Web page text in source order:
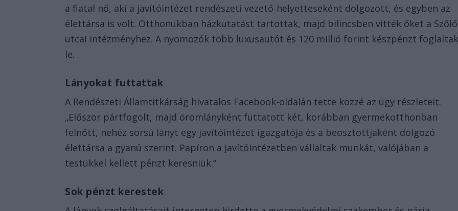
a fiatal nő, aki a javítóintézet rendészeti vezető-helyetteseként dolgozott, és egyben az
élettársa is volt. Otthonukban házkutatást tartottak, majd bilincsben vitték őket a Szőlő
utcai intézményhez. A nyomozók több luxusautót és 120 millió forint készpénzt
le.
Lányokat futtattak
A Rendészeti Államtitkárság hivatalos Facebook-oldalán tette közzé az ügy részleteit.
„Először pártfogolt, majd örömlányként futtatott két, korábban gyermekotthonban
felnőtt, nehéz sorsú lányt egy javítóintézet igazgatója és a beosztottjaként dolgozó
élettársa a gyanú szerint. Papíron a javítóintézetben vállaltak munkát, valójában a
testükkel kellett pénzt keresniük.”
Sok pénzt kerestek